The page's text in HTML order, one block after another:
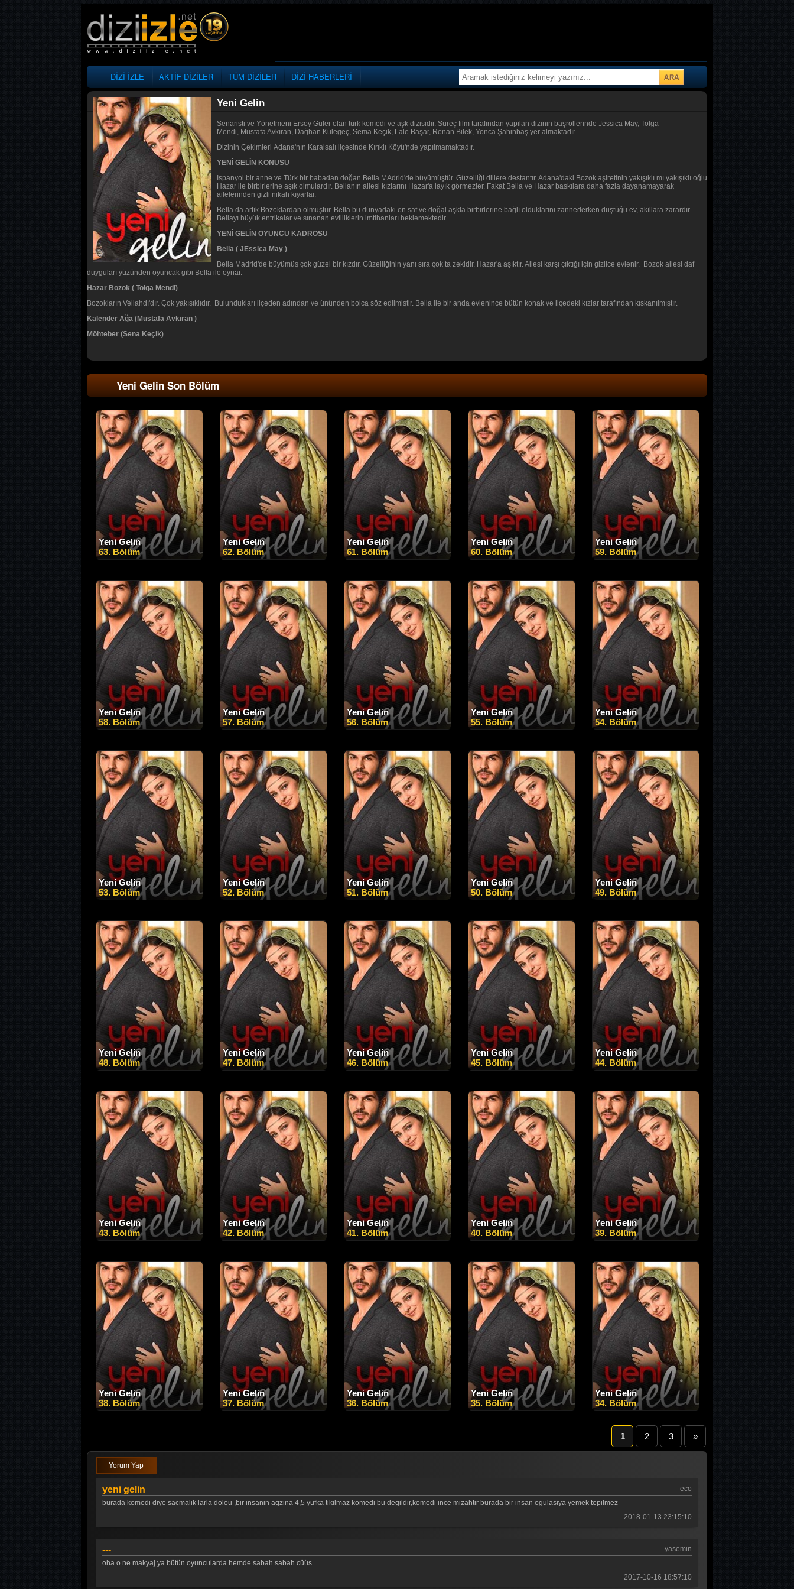
DİZİ İZLE AKTİF DİZİLER TÜM DİZİLER DİZİ HABERLERİ
Yeni Gelin
Senaristi ve Yönetmeni Ersoy Güler olan türk komedi ve aşk dizisidir. Süreç film tarafından yapılan dizinin başrollerinde Jessica May, Tolga
Mendi, Mustafa Avkıran, Dağhan Külegeç, Sema Keçik, Lale Başar, Renan Bilek, Yonca Şahinbaş yer almaktadır.
Dizinin Çekimleri Adana'nın Karaisalı ilçesinde Kırıklı Köyü'nde yapılmamaktadır.
YENİ GELİN KONUSU
İspanyol bir anne ve Türk bir babadan doğan Bella MAdrid'de büyümüştür. Güzelliği dillere destantır. Adana'daki Bozok aşiretinin yakışıklı mı yakışıklı oğlu
Hazar ile birbirlerine aşık olmulardır. Bellanın ailesi kızlarını Hazar'a layık görmezler. Fakat Bella ve Hazar baskılara daha fazla dayanamayarak
ailelerinden gizli nikah kıyarlar.
Bella da artık Bozoklardan olmuştur. Bella bu dünyadaki en saf ve doğal aşkla birbirlerine bağlı olduklarını zannederken düştüğü ev, akıllara zarardır.
Bellayı büyük entrikalar ve sınanan evliliklerin imtihanları beklemektedir.
YENİ GELİN OYUNCU KADROSU
Bella ( JEssica May )
Bella Madrid'de büyümüş çok güzel bir kızdır. Güzelliğinin yanı sıra çok ta zekidir. Hazar'a aşıktır. Ailesi karşı çıktığı için gizlice evlenir. Bozok ailesi daf
duyguları yüzünden oyuncak gibi Bella ile oynar.
Hazar Bozok ( Tolga Mendi)
Bozokların Veliahdı'dır. Çok yakışıklıdır. Bulundukları ilçeden adından ve ününden bolca söz edilmiştir. Bella ile bir anda evlenince bütün konak ve ilçedeki kızlar tarafından kıskanılmıştır.
Kalender Ağa (Mustafa Avkıran )
Möhteber (Sena Keçik)
Yeni Gelin Son Bölüm
Yeni Gelin
63. Bölüm
Yeni Gelin
62. Bölüm
Yeni Gelin
61. Bölüm
Yeni Gelin
60. Bölüm
Yeni Gelin
59. Bölüm
Yeni Gelin
58. Bölüm
Yeni Gelin
57. Bölüm
Yeni Gelin
56. Bölüm
Yeni Gelin
55. Bölüm
Yeni Gelin
54. Bölüm
Yeni Gelin
53. Bölüm
Yeni Gelin
52. Bölüm
Yeni Gelin
51. Bölüm
Yeni Gelin
50. Bölüm
Yeni Gelin
49. Bölüm
Yeni Gelin
48. Bölüm
Yeni Gelin
47. Bölüm
Yeni Gelin
46. Bölüm
Yeni Gelin
45. Bölüm
Yeni Gelin
44. Bölüm
Yeni Gelin
43. Bölüm
Yeni Gelin
42. Bölüm
Yeni Gelin
41. Bölüm
Yeni Gelin
40. Bölüm
Yeni Gelin
39. Bölüm
Yeni Gelin
38. Bölüm
Yeni Gelin
37. Bölüm
Yeni Gelin
36. Bölüm
Yeni Gelin
35. Bölüm
Yeni Gelin
34. Bölüm
1 2 3 »
Yorum Yap
yeni gelin
eco
burada komedi diye sacmalik larla dolou ,bir insanin agzina 4,5 yufka tikilmaz komedi bu degildir,komedi ince mizahtir burada bir insan ogulasiya yemek tepilmez
2018-01-13 23:15:10
---
yasemin
oha o ne makyaj ya bütün oyuncularda hemde sabah sabah cüüs
2017-10-16 18:57:10